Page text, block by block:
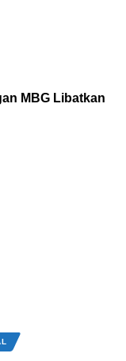
MBG Libatkan